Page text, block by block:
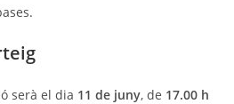
serà el dia 11 de juny, de 17.00 h